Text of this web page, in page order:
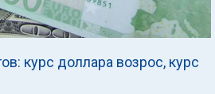
курс доллара возрос, курс